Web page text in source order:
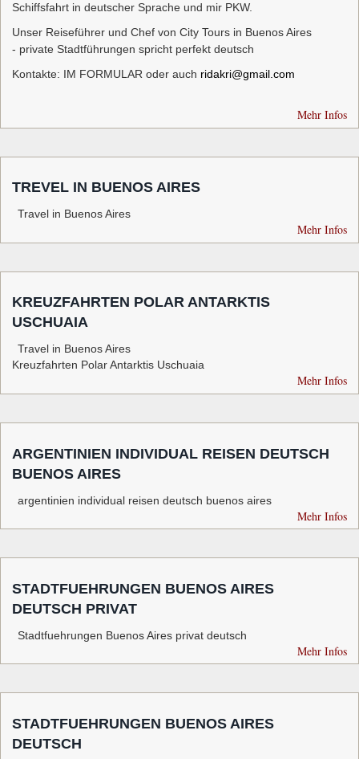
Schiffsfahrt in deutscher Sprache und mir PKW.
Unser Reiseführer und Chef von City Tours in Buenos Aires
- private Stadtführungen spricht perfekt deutsch
Kontakte: IM FORMULAR oder auch ridakri@gmail.com
Mehr Infos
TREVEL IN BUENOS AIRES
Travel in Buenos Aires
Mehr Infos
KREUZFAHRTEN POLAR ANTARKTIS
USCHUAIA
Travel in Buenos Aires
Kreuzfahrten Polar Antarktis Uschuaia
Mehr Infos
ARGENTINIEN INDIVIDUAL REISEN DEUTSCH
BUENOS AIRES
argentinien individual reisen deutsch buenos aires
Mehr Infos
STADTFUEHRUNGEN BUENOS AIRES
DEUTSCH PRIVAT
Stadtfuehrungen Buenos Aires privat deutsch
Mehr Infos
STADTFUEHRUNGEN BUENOS AIRES
DEUTSCH